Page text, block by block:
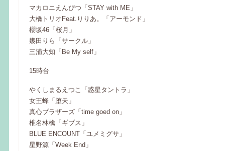
マカロニえんぴつ「STAY with ME」
大橋トリオFeat.りりあ。「アーモンド」
櫻坂46「桜月」
幾田りら「サークル」
三浦大知「Be My self」
15時台
やくしまるえつこ「惑星タントラ」
女王蜂「堕天」
真心ブラザーズ「time goed on」
椎名林檎「ギブス」
BLUE ENCOUNT「ユメミグサ」
星野源「Week End」